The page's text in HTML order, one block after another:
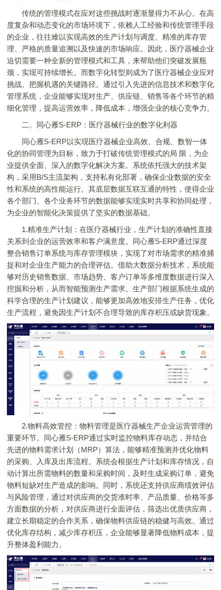
传统的管理模式在应对这些挑战时逐渐显得力不从心。在高
度复杂和动态变化的市场环境下，依赖人工经验和传统管理手段
的企业，往往难以实现高效的生产计划与调度、精准的库存管
理、严格的质量追溯以及快速的市场响应。因此，医疗器械企业
迫切需要一种全新的管理模式和工具，来帮助他们突破发展瓶
颈，实现可持续增长。而数字化转型则成为了医疗器械企业应对
挑战、把握机遇的关键路径。通过引入先进的信息技术和数字化
管理系统，企业能够实现对生产、供应链、销售等各个环节的精
细化管理，提高运营效率，降低成本，增强企业的核心竞争力。
二、同心雁S-ERP：医疗器械行业的数字化利器
同心雁S-ERP以实现医疗器械企业高效、合规、数智一体
化的协同管理为目标，致力于打破传统管理模式的局 限，为企
业提供全面、深入的数字化解决方案。系统依托强大的技术架
构，采用B/S主流架构，支持私有化部署，确保企业数据的安全
性和系统的高性能运行。其底层数据互联互通的特性，使得企业
各个部门、各个业务环节的数据能够实现实时共享和协同处理，
为企业的智能化决策提供了坚实的数据基础。
1.精准生产计划：在医疗器械行业，生产计划的准确性直接
关系到企业的运营效率和客户满意度。同心雁S-ERP通过深度
整合销售订单系统与库存管理模块，实现了对市场需求的精准捕
捉和对企业生产能力的合理评估。借助大数据分析技术，系统能
够对历史销售数据、市场趋势、客户订单等多维度数据进行深入
挖掘和分析，从而智能预测生产需求。生产部门根据系统生成的
科学合理的生产计划建议，能够更加高效地安排生产任务，优化
生产流程，避免因生产计划不合理导致的库存积压或缺货现象。
2.物料高效管控：物料管理是医疗器械生产企业运营管理的
重要环节。同心雁S-ERP通过实时监控物料库存动态，并结合
先进的物料需求计划（MRP）算法，能够精准预测并优化物料
的采购、入库及出库流程。系统会根据生产计划和库存情况，自
动计算出所需物料的数量和采购时间，及时生成采购订单，避免
物料短缺对生产造成的影响。同时，系统还支持供应商绩效评估
与风险管理，通过对供应商的交货准时率、产品质量、价格等多
方面数据的分析，对供应商进行全面评估，筛选出优质供应商，
建立长期稳定的合作关系，确保物料供应链的稳健与高效。通过
优化库存结构，减少库存积压，企业能够显著降低物料成本，提
升整体盈利能力。